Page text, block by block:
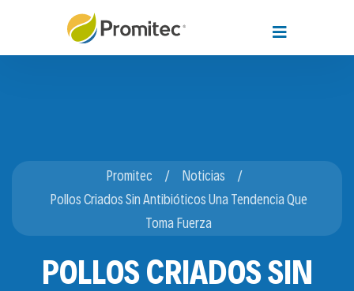
Promitec
Noticias
Pollos Criados Sin Antibióticos Una Tendencia Que
Toma Fuerza
POLLOS CRIADOS SIN